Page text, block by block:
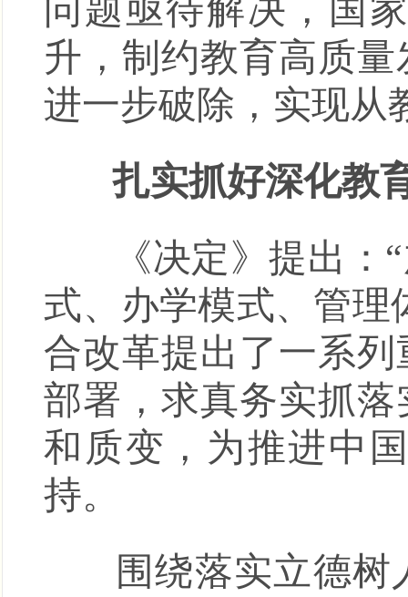
问题亟待解决，国
升，制约教育高质
进一步破除，实现从
扎实抓好深化教
《决定》提出：
式、办学模式、管理
合改革提出了一系
部署，求真务实抓
和质变，为推进中
持。
围绕落实立德树